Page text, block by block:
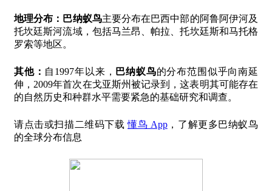
地理分布： 巴纳蚁鸟主要分布在巴西中部的阿鲁阿伊河及
托坎廷斯河流域，包括马兰昂、帕拉、托坎廷斯和马托格
罗索等地区。
其他： 自1997年以来， 巴纳蚁鸟的分布范围似乎向南延
伸，2009年首次在戈亚斯州被记录到，这表明其可能存在
的自然历史和种群水平需要紧急的基础研究和调查。
请点击或扫描二维码下载懂鸟 App，了解更多巴纳蚁鸟
的全球分布信息